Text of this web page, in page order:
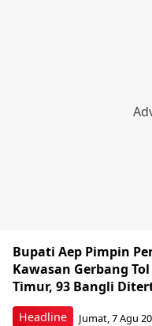
Headline
Bupati Aep Pimpin
Kawasan Gerbang
Timur, 93 Bangli
Jumat, 7 Agu